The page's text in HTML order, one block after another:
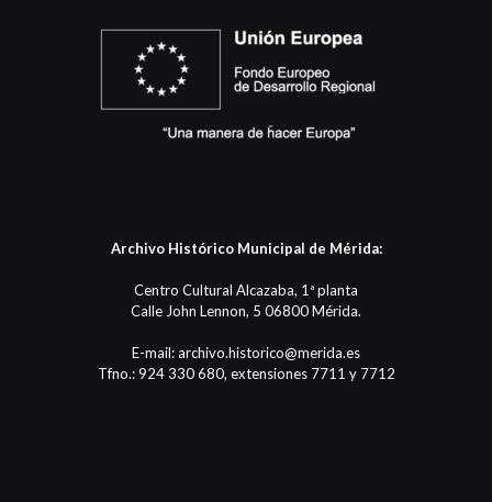
Archivo Histórico Municipal de Mérida:
Centro Cultural Alcazaba, 1ª planta
Calle John Lennon, 5 06800 Mérida.
E-mail: archivo.historico@merida.es
Tfno.: 924 330 680, extensiones 7711 y 7712